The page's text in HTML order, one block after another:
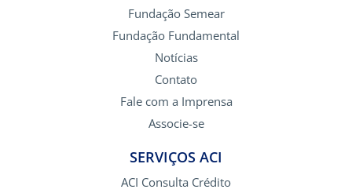
Fundação Semear
Fundação Fundamental
Notícias
Contato
Fale com a Imprensa
Associe-se
SERVIÇOS ACI
ACI Consulta Crédito